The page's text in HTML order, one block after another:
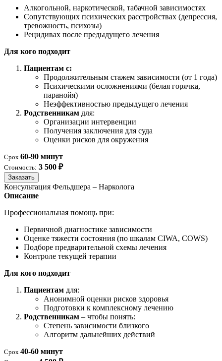
Алкогольной, наркотической, табачной зависимостях
Сопутствующих психических расстройствах (депрессия,
тревожность, психозы)
Рецидивах после предыдущего лечения
Для кого подходит
Пациентам с:
Продолжительным стажем зависимости (от 1 года)
Психическими осложнениями (белая горячка,
паранойя)
Неэффективностью предыдущего лечения
Родственникам для:
Организации интервенции
Получения заключения для суда
Оценки рисков для окружения
Срок 60-90 минут
Стоимость: 3 500 ₽
Заказать
Консультация Фельдшера – Нарколога
Описание
Профессиональная помощь при:
Первичной диагностике зависимости
Оценке тяжести состояния (по шкалам CIWA, COWS)
Подборе предварительной схемы лечения
Контроле текущей терапии
Для кого подходит
Пациентам для:
Анонимной оценки рисков здоровья
Подготовки к комплексному лечению
Родственникам – чтобы понять:
Степень зависимости близкого
Алгоритм дальнейших действий
Срок 40-60 минут